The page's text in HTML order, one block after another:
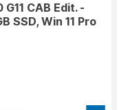
CAB Edit. -
SSD, Win 11 Pro